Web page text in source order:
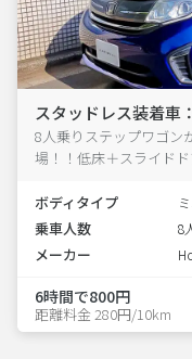
スタッドレス装着車
8人乗りステップワゴン
場！！低床＋スライド
ボディタイプ
乗車人数 8
メーカー
6時間で800円
距離料金 280円/10km